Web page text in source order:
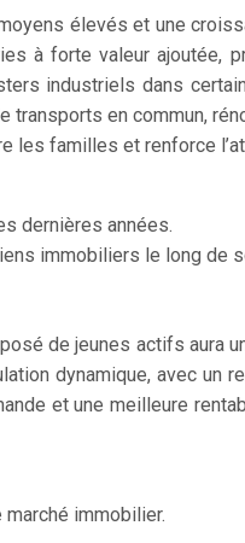
élevés et une
à forte valeur ajoutée,
industriels dans
en commun,
les familles et renforce
dernières années.
immobiliers le long de
de jeunes actifs aura
dynamique, avec un
et une meilleure
immobilier.